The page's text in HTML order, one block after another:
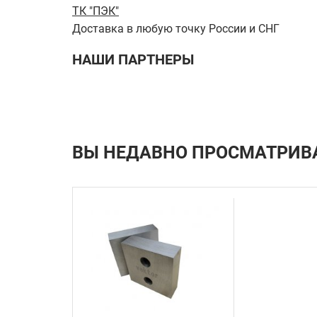
ТК "ПЭК"
Доставка в любую точку России и СНГ
НАШИ ПАРТНЕРЫ
ВЫ НЕДАВНО